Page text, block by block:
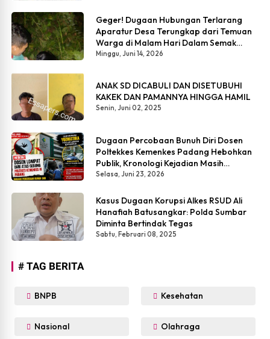
Geger! Dugaan Hubungan Terlarang
Aparatur Desa Terungkap dari Temuan
Warga di Malam Hari Dalam Semak
Belukar
Minggu, Juni 14, 2026
ANAK SD DICABULI DAN DISETUBUHI
KAKEK DAN PAMANNYA HINGGA HAMIL
Senin, Juni 02, 2025
Dugaan Percobaan Bunuh Diri Dosen
Poltekkes Kemenkes Padang Hebohkan
Publik, Kronologi Kejadian Masih
Simpang Siur
Selasa, Juni 23, 2026
Kasus Dugaan Korupsi Alkes RSUD Ali
Hanafiah Batusangkar: Polda Sumbar
Diminta Bertindak Tegas
Sabtu, Februari 08, 2025
# TAG BERITA
BNPB Kesehatan
Nasional Olahraga